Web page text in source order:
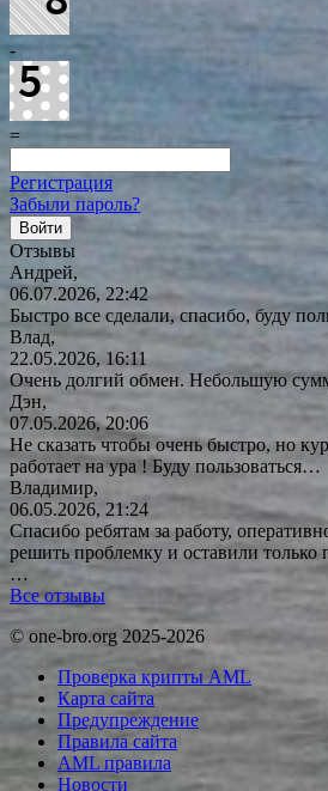
-
=
Регистрация
Забыли пароль?
Отзывы
Андрей,
06.07.2026, 22:42
Быстро все сделали, спасибо, буду
Влад,
22.05.2026, 16:11
Очень долгий обмен. Небольшую
Дэн,
07.05.2026, 20:06
Не сказать чтобы очень быстро, но
работает на ура ! Буду пользоваться…
Владимир,
06.05.2026, 21:24
Спасибо ребятам за работу,
решить проблемку и оставили
…
Все отзывы
© one-bro.org 2025-2026
Проверка крипты AML
Карта сайта
Предупреждение
Правила сайта
AML правила
Новости